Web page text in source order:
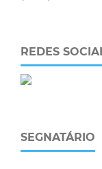
REDES
SEGNATÁRIO